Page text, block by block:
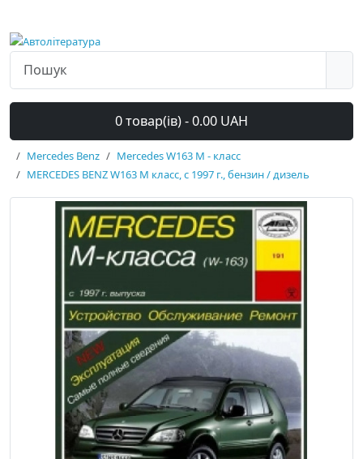
0 товар(ів) - 0.00 UAH
Mercedes Benz
Mercedes W163 M - класс
MERCEDES BENZ W163 M класс, с 1997 г., бензин / дизель